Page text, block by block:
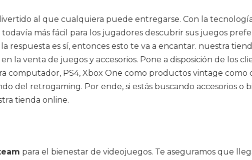
al que cualquiera puede entregarse. Con la
más fácil para los jugadores descubrir sus juegos
respuesta es sí, entonces esto te va a encantar. nuestra
la venta de juegos y accesorios. Pone a disposición de los
PS4, Xbox One como productos vintage como
del retrogaming. Por ende, si estás buscando accesorios o
tienda online.
para el bienestar de videojuegos. Te aseguramos que